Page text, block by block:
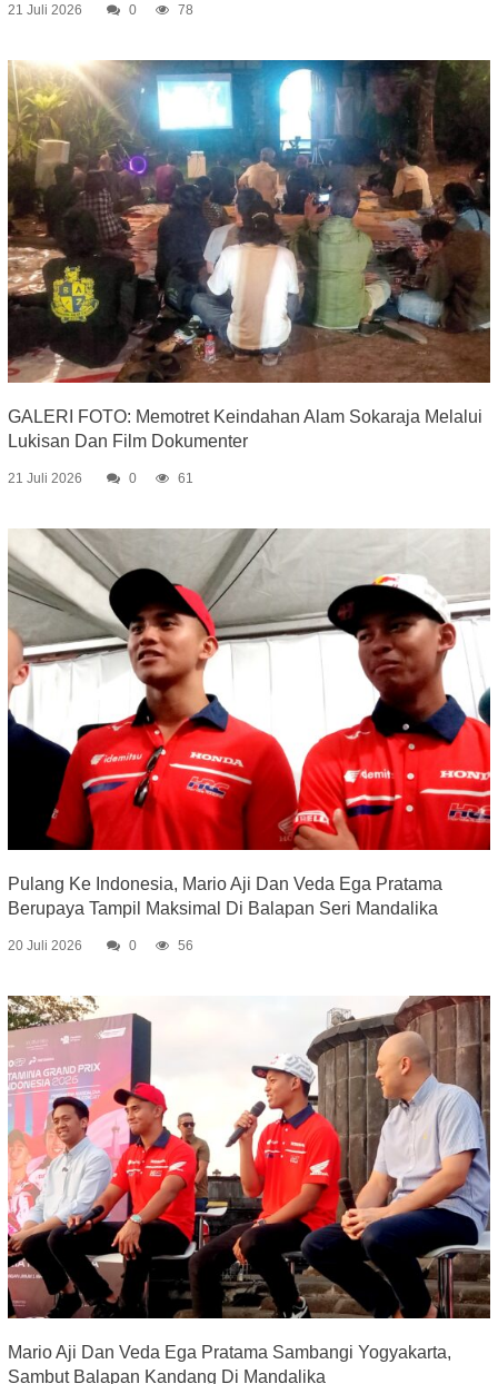
21 Juli 2026 0 78
GALERI FOTO: Memotret Keindahan Alam Sokaraja Melalui
Lukisan Dan Film Dokumenter
21 Juli 2026 0 61
Pulang Ke Indonesia, Mario Aji Dan Veda Ega Pratama
Berupaya Tampil Maksimal Di Balapan Seri Mandalika
20 Juli 2026 0 56
Mario Aji Dan Veda Ega Pratama Sambangi Yogyakarta,
Sambut Balapan Kandang Di Mandalika